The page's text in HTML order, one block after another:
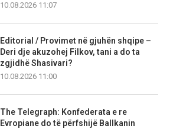
10.08.2026 11:07
Editorial / Provimet në gjuhën shqipe –
Deri dje akuzohej Filkov, tani a do ta
zgjidhë Shasivari?
10.08.2026 11:00
The Telegraph: Konfederata e re
Evropiane do të përfshijë Ballkanin